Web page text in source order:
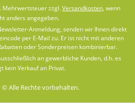
Mehrwertsteuer zzgl.Versandkosten, wenn
anders angegeben.
Anmeldung, senden wir Ihnen direkt
per E-Mail zu. Er ist nicht mit anderen
oder Sonderpreisen kombinierbar.
an gewerbliche Kunden, d.h. es
kein Verkauf an Privat.
Alle Rechte vorbehalten.